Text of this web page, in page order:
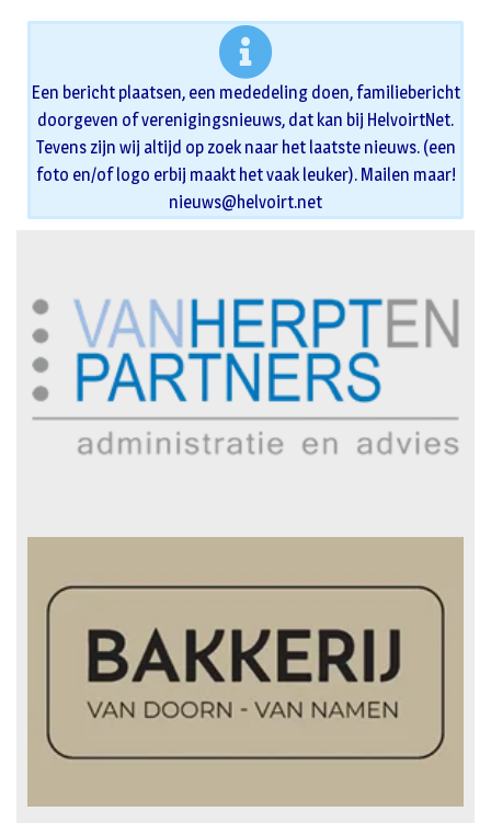
Een bericht plaatsen, een mededeling doen, familiebericht
doorgeven of verenigingsnieuws, dat kan bij HelvoirtNet.
Tevens zijn wij altijd op zoek naar het laatste nieuws. (een
foto en/of logo erbij maakt het vaak leuker). Mailen maar!
nieuws@helvoirt.net